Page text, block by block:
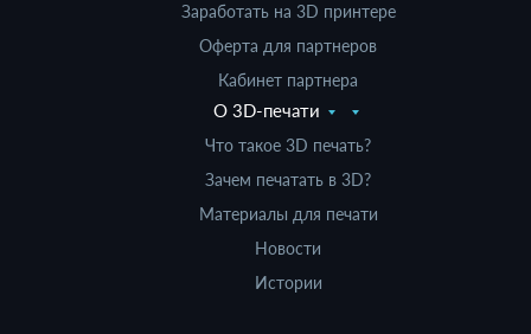
Заработать на 3D принтере
Оферта для партнеров
Кабинет партнера
О 3D-печати
Что такое 3D печать?
Зачем печатать в 3D?
Материалы для печати
Новости
Истории